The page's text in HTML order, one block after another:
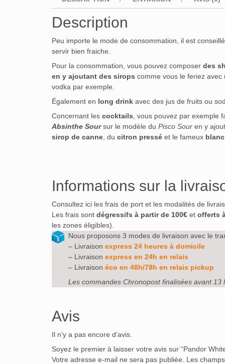
Description
Peu importe le mode de consommation, il est
servir bien fraiche.
Pour la consommation, vous pouvez composer des
en y ajoutant des sirops comme vous le feriez avec
vodka par exemple.
Également en long drink avec des jus de fruits ou
Concernant les cocktails, vous pouvez par exemple
Absinthe Soursur le modèle du Pisco Sour en y
sirop de canne, du citron pressé et le fameux
Informations sur la
Consultez ici les frais de port et les modalités de
Les frais sont dégressifs à partir de 100€ et offerts
les zones éligibles).
Nous proposons 3 modes de livraison avec le
– Livraison express 24 heures à domicile
– Livraison express en 24h en relais
– Livraison éco en 48h/78h en relais pickup
Les commandes Chronopost finalisées avant 13
Avis
Il n’y a pas encore d’avis.
Soyez le premier à laisser votre avis sur “Pandor
Votre adresse e-mail ne sera pas publiée.
Les